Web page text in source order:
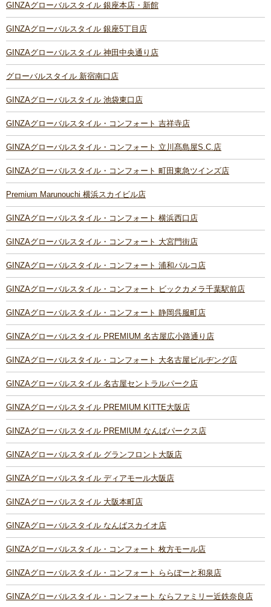
GINZAグローバルスタイル 銀座本店・新館
GINZAグローバルスタイル 銀座5丁目店
GINZAグローバルスタイル 神田中央通り店
グローバルスタイル 新宿南口店
GINZAグローバルスタイル 池袋東口店
GINZAグローバルスタイル・コンフォート 吉祥寺店
GINZAグローバルスタイル・コンフォート 立川髙島屋S.C.店
GINZAグローバルスタイル・コンフォート 町田東急ツインズ店
Premium Marunouchi 横浜スカイビル店
GINZAグローバルスタイル・コンフォート 横浜西口店
GINZAグローバルスタイル・コンフォート 大宮門街店
GINZAグローバルスタイル・コンフォート 浦和パルコ店
GINZAグローバルスタイル・コンフォート ビックカメラ千葉駅前店
GINZAグローバルスタイル・コンフォート 静岡呉服町店
GINZAグローバルスタイル PREMIUM 名古屋広小路通り店
GINZAグローバルスタイル・コンフォート 大名古屋ビルヂング店
GINZAグローバルスタイル 名古屋セントラルパーク店
GINZAグローバルスタイル PREMIUM KITTE大阪店
GINZAグローバルスタイル PREMIUM なんばパークス店
GINZAグローバルスタイル グランフロント大阪店
GINZAグローバルスタイル ディアモール大阪店
GINZAグローバルスタイル 大阪本町店
GINZAグローバルスタイル なんばスカイオ店
GINZAグローバルスタイル・コンフォート 枚方モール店
GINZAグローバルスタイル・コンフォート ららぽーと和泉店
GINZAグローバルスタイル・コンフォート ならファミリー近鉄奈良店